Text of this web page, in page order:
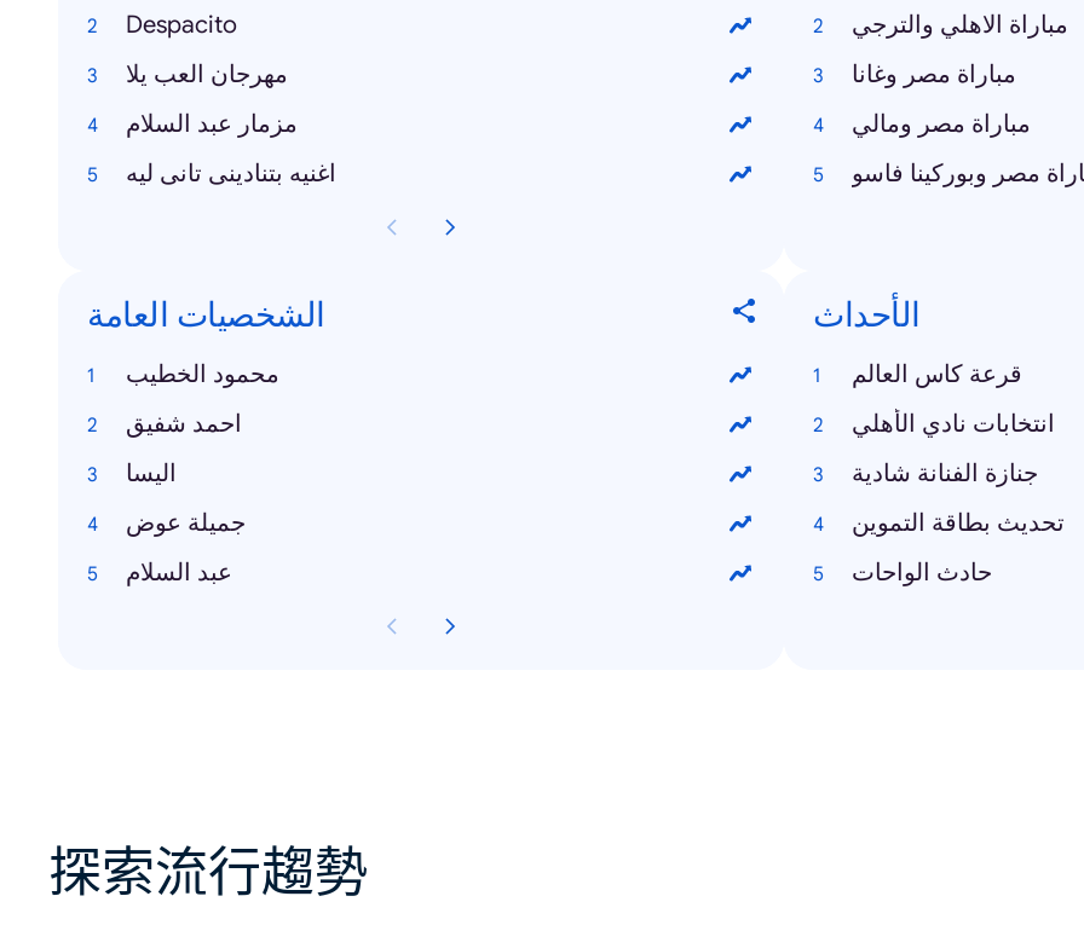
Despacito
مهرجان العب يلا
مزمار عبد السلام
اغنيه بتنادينى تانى ليه
مباراة الاهلي والترجي
مباراة مصر وغانا
مباراة مصر ومالي
مصر وبوركينا فاسو
الشخصيات العامة
محمود الخطيب
احمد شفيق
اليسا
جميلة عوض
عبد السلام
الأحداث
قرعة كاس العالم
انتخابات نادي الأهلي
جنازة الفنانة شادية
تحديث بطاقة التموين
حادث الواحات
探索流行趨勢